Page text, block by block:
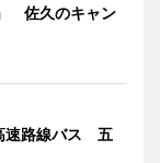
佐久のキャン
速路線バス 五